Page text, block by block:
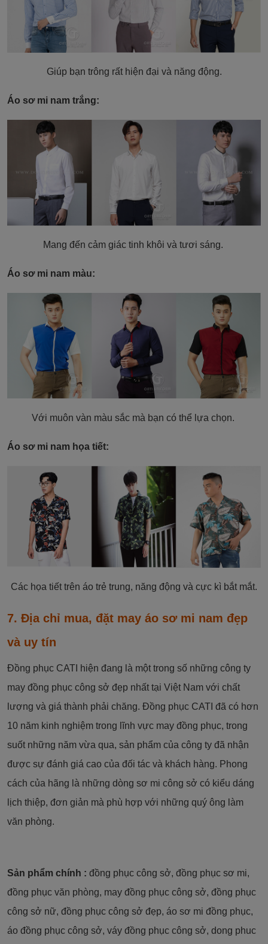
Giúp bạn trông rất hiện đại và năng động.
Áo sơ mi nam trắng:
Mang đến cảm giác tinh khôi và tươi sáng.
Áo sơ mi nam màu:
Với muôn vàn màu sắc mà bạn có thể lựa chọn.
Áo sơ mi nam họa tiết:
Các họa tiết trên áo trẻ trung, năng động và cực kì bắt mắt.
7. Địa chỉ mua, đặt may áo sơ mi nam đẹp
và uy tín
Đồng phục CATI hiện đang là một trong số những công ty
may đồng phục công sở đẹp nhất tại Việt Nam với chất
lượng và giá thành phải chăng. Đồng phục CATI đã có hơn
10 năm kinh nghiệm trong lĩnh vực may đồng phục, trong
suốt những năm vừa qua, sản phẩm của công ty đã nhận
được sự đánh giá cao của đối tác và khách hàng. Phong
cách của hãng là những dòng sơ mi công sở có kiểu dáng
lịch thiệp, đơn giản mà phù hợp với những quý ông làm
văn phòng.
Sản phẩm chính : đồng phục công sở, đồng phục sơ mi,
đồng phục văn phòng, may đồng phục công sở, đồng phục
công sở nữ, đồng phục công sở đẹp, áo sơ mi đồng phục,
áo đồng phục công sở, váy đồng phục công sở, dong phuc